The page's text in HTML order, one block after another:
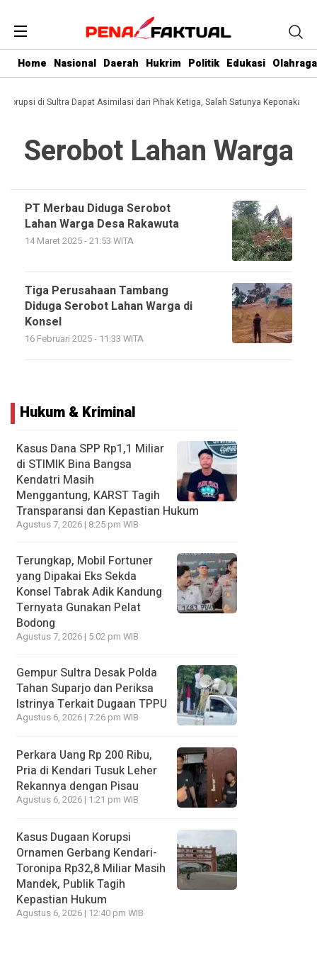
Home Nasional Daerah Hukrim Politik Edukasi Olahraga
Korupsi di Sultra Dapat Asimilasi dari Pihak Ketiga, Salah Satunya Keponakan
Serobot Lahan Warga
PT Merbau Diduga Serobot
Lahan Warga Desa Rakawuta
14 Maret 2025 - 21:53 WITA
Tiga Perusahaan Tambang
Diduga Serobot Lahan Warga di
Konsel
16 Februari 2025 - 11:33 WITA
Hukum & Kriminal
Kasus Dana SPP Rp1,1 Miliar
di STIMIK Bina Bangsa
Kendatri Masih
Menggantung, KARST Tagih
Transparansi dan Kepastian Hukum
Agustus 7, 2026 | 8:25 pm WIB
Terungkap, Mobil Fortuner
yang Dipakai Eks Sekda
Konsel Tabrak Adik Kandung
Ternyata Gunakan Pelat
Bodong
Agustus 7, 2026 | 5:02 pm WIB
Gempur Sultra Desak Polda
Tahan Suparjo dan Periksa
Istrinya Terkait Dugaan TPPU
Agustus 6, 2026 | 7:26 pm WIB
Perkara Uang Rp 200 Ribu,
Pria di Kendari Tusuk Leher
Rekannya dengan Pisau
Agustus 6, 2026 | 1:21 pm WIB
Kasus Dugaan Korupsi
Ornamen Gerbang Kendari-
Toronipa Rp32,8 Miliar Masih
Mandek, Publik Tagih
Kepastian Hukum
Agustus 6, 2026 | 12:40 pm WIB